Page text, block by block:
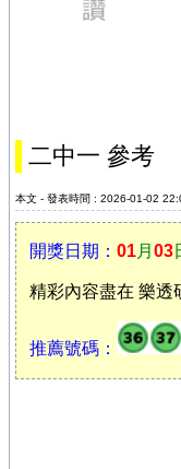
二中一 參考
本文 - 發表時間 : 2026-01-02
開獎日期： 01月 03
精彩內容盡在 樂透
推薦號碼：